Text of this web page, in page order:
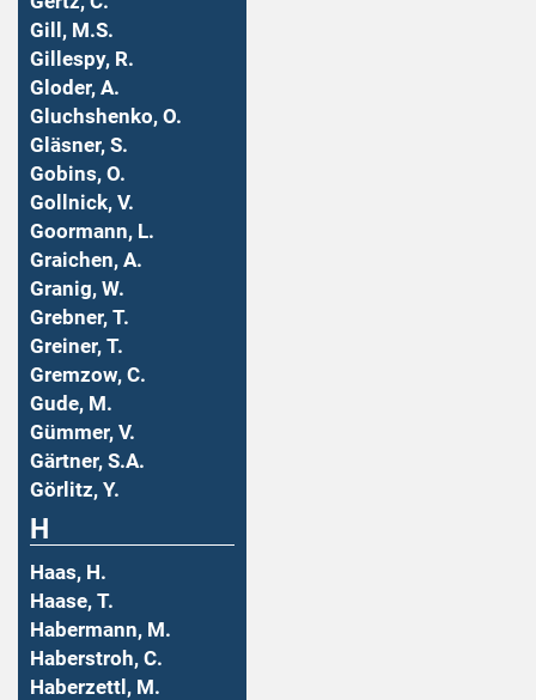
Gill, M.S.
Gillespy, R.
Gloder, A.
Gluchshenko, O.
Gläsner, S.
Gobins, O.
Gollnick, V.
Goormann, L.
Graichen, A.
Granig, W.
Grebner, T.
Greiner, T.
Gremzow, C.
Gude, M.
Gümmer, V.
Gärtner, S.A.
Görlitz, Y.
H
Haas, H.
Haase, T.
Habermann, M.
Haberstroh, C.
Haberzettl, M.